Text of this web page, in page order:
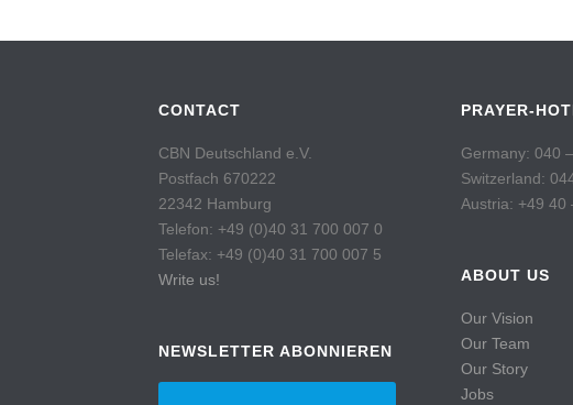
CONTACT
CBN Deutschland e.V.
Postfach 670222
22342 Hamburg
Telefon: +49 (0)40 31 700 007 0
Telefax: +49 (0)40 31 700 007 5
Write us!
NEWSLETTER ABONNIEREN
PRAYER-
Germany: 040
Switzerland:
Austria: +49 40
ABOUT US
Our Vision
Our Team
Our Story
Jobs